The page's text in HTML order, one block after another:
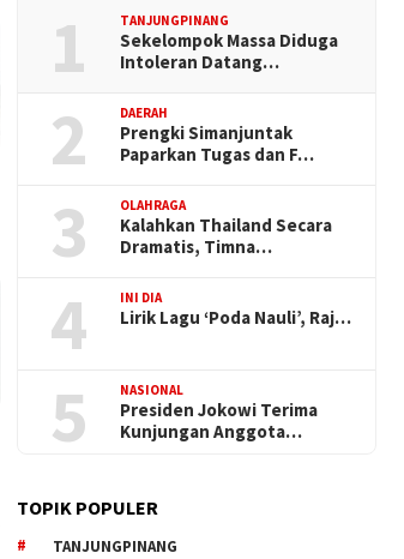
1 TANJUNGPINANG
Sekelompok Massa Diduga
Intoleran Datang…
2 DAERAH
Prengki Simanjuntak
Paparkan Tugas dan F…
3 OLAHRAGA
Kalahkan Thailand Secara
Dramatis, Timna…
4 INI DIA
Lirik Lagu ‘Poda Nauli’, Raj…
5 NASIONAL
Presiden Jokowi Terima
Kunjungan Anggota…
TOPIK POPULER
TANJUNGPINANG